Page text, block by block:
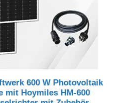
600 W Photovoltaik
mit Hoymiles HM-600